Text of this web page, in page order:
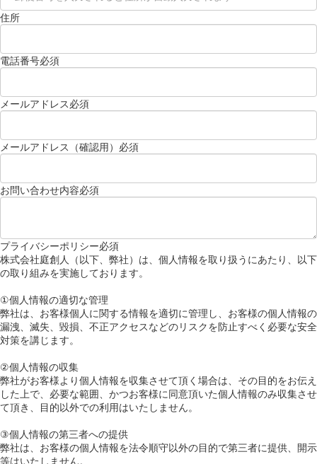
住所
電話番号必須
メールアドレス必須
メールアドレス（確認用） 必須
お問い合わせ内容必須
プライバシーポリシー必須
株式会社庭創人（以下、弊社）は、個人情報を取り扱うにあたり、以下
の取り組みを実施しております。
①個人情報の適切な管理
弊社は、お客様個人に関する情報を適切に管理し、お客様の個人情報の
漏洩、滅失、毀損、不正アクセスなどのリスクを防止すべく必要な安全
対策を講じます。
②個人情報の収集
弊社がお客様より個人情報を収集させて頂く場合は、その目的をお伝え
した上で、必要な範囲、かつお客様に同意頂いた個人情報のみ収集させ
て頂き、目的以外での利用はいたしません。
③個人情報の第三者への提供
弊社は、お客様の個人情報を法令順守以外の目的で第三者に提供、開示
等はいたしません。